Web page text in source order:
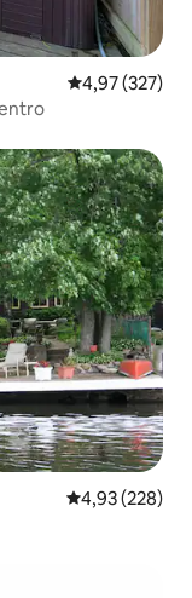
4,97 de uma
4,97 (327)
4,93 de uma
4,93 (228)